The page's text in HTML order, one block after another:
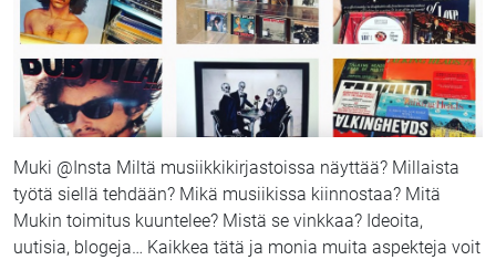
Muki @Insta Miltä musiikkikirjastoissa näyttää? Millaista
työtä siellä tehdään? Mikä musiikissa kiinnostaa? Mitä
Mukin toimitus kuuntelee? Mistä se vinkkaa? Ideoita,
uutisia, blogeja… Kaikkea tätä ja monia muita aspekteja voit